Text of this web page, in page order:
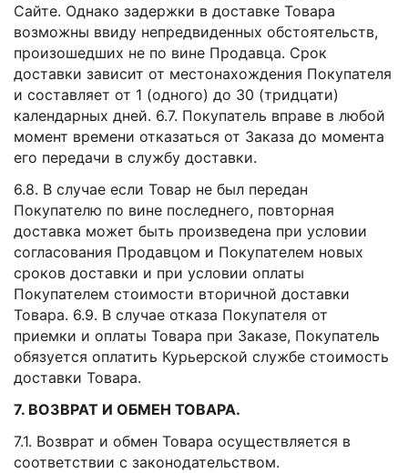
Сайте. Однако задержки в доставке Товара
возможны ввиду непредвиденных обстоятельств,
произошедших не по вине Продавца. Срок
доставки зависит от местонахождения Покупателя
и составляет от 1 (одного) до 30 (тридцати)
календарных дней. 6.7. Покупатель вправе в любой
момент времени отказаться от Заказа до момента
его передачи в службу доставки.
6.8. В случае если Товар не был передан
Покупателю по вине последнего, повторная
доставка может быть произведена при условии
согласования Продавцом и Покупателем новых
сроков доставки и при условии оплаты
Покупателем стоимости вторичной доставки
Товара. 6.9. В случае отказа Покупателя от
приемки и оплаты Товара при Заказе, Покупатель
обязуется оплатить Курьерской службе стоимость
доставки Товара.
7. ВОЗВРАТ И ОБМЕН ТОВАРА.
7.1. Возврат и обмен Товара осуществляется в
соответствии с законодательством.